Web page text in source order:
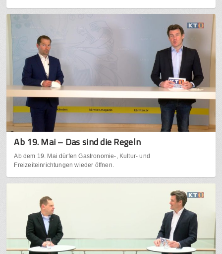
Ab 19. Mai – Das sind die Regeln
Ab dem 19. Mai dürfen Gastronomie-, Kultur- und
Freizeiteinrichtungen wieder öffnen.